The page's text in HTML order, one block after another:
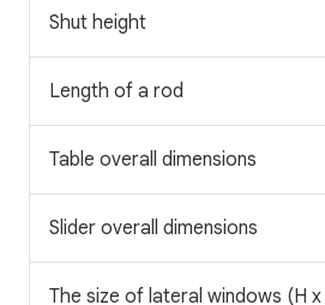
Shut height
Length of a rod
Table overall dimensions
Slider overall dimensions
The size of lateral windows (H x